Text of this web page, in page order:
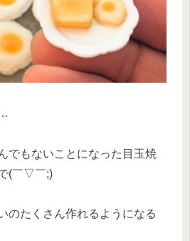
でもないことになった目玉焼
(￣▽￣;)
のたくさん作れるようになる